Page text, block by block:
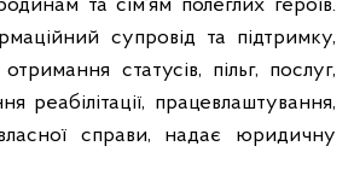
та сім’ям полеглих героїв.
супровід та підтримку,
статусів, пільг, послуг,
реабілітації, працевлаштування,
справи, надає юридичну